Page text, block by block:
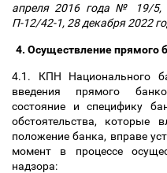
апреля 2016 года № 19/5,
П-12/42-1, 28 декабря 2022
4. Осуществление прямого
4.1. КПН Национального
введения прямого
состояние и специфику
обстоятельства, которые
положение банка, вправе
момент в процессе
надзора: